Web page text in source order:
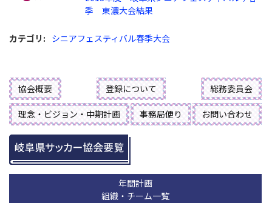
季 東濃大会結果
カテゴリ : シニアフェスティバル春季大会
協会概要 登録について 総務委員会
理念・ビジョン・中期計画 事務局便り お問い合わせ
年間計画
組織・チーム一覧